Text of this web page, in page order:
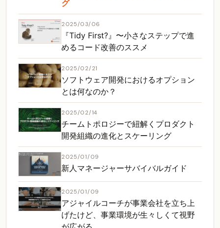
グ
2025/03/06
『Tidy First?』〜小さなステップで進
めるコード改善のススメ
2025/02/21
ソフトウェア開発におけるオプション
とは何なのか？
2025/02/14
チームトポロジーで紐解くプロダクト
開発組織の進化とスケーリング
2025/01/09
新人マネージャーサバイバルガイド
2025/01/09
アジャイルコーチが事業会社を立ち上
げたけど、事業環境が生々しくて視野